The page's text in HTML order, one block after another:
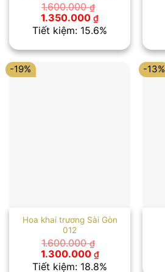
1.600.000₫
Giá
gốc
là:
1.350.000 ₫Giá
hiện
tại
1.350.000 ₫.
Tiết kiệm: 15.6%
-19%
Hoa khai trương Sài Gòn
012
1.600.000₫
Giá
gốc
1.300.000 ₫Giá
hiện
Tiết kiệm: 18.8%
-13%